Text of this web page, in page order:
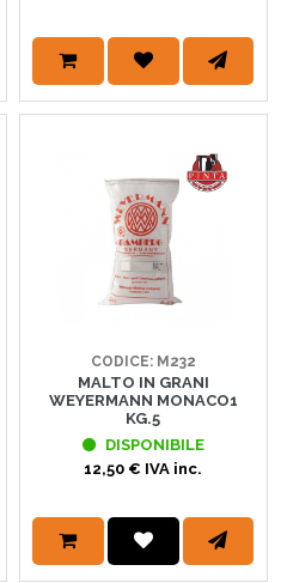
CODICE: M232
MALTO IN GRANI
WEYERMANN MONACO1
KG.5
DISPONIBILE
12,50 € IVA inc.